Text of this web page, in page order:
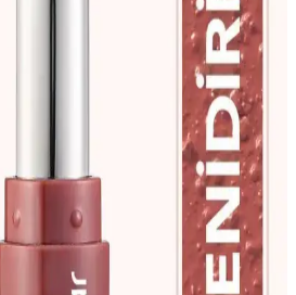
Wınter ve Farmasi BB Matte Lipstick
özellikleri, kullanıcı yorumları ve
ürünün ihtiyaçlarınıza uygun olduğunu
Uzun Süre Dayanan ve
Makyaj Ürünleri
dayanıklılığı ve geniş renk
yaratır. Nemlendirme özellikleri ve
şıklık sağlar.
ve Seçim Rehberi: Ten
ve Dokular